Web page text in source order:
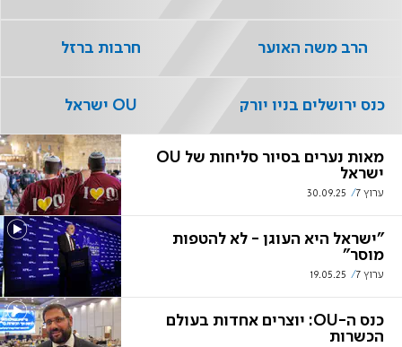
מאות נערים בסיור סליחות של OU
ישראל
ערוץ 7 30.09.25
"ישראל היא העוגן - לא להטפות
מוסר"
ערוץ 7 19.05.25
כנס ה-OU: יוצרים אחדות בעולם
הכשרות
הרב משה האוער חרבות ברזל
כנס ירושלים בניו יורק OU ישראל